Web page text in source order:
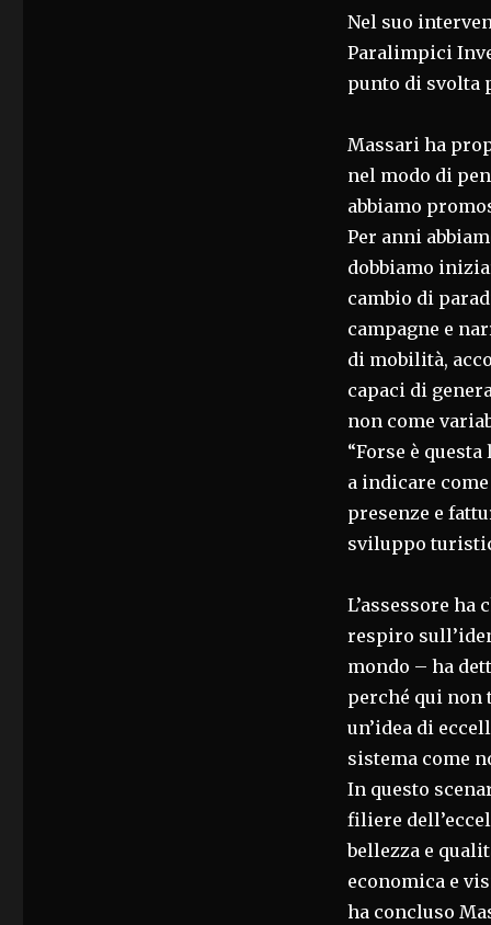
Nel suo
Paralimpici
punto di svolta
Massari ha
nel modo di
abbiamo
Per anni
dobbiamo
cambio di
campagne e
di mobilità,
capaci di
non come
“Forse è
a indicare
presenze e
sviluppo
L’assessore
respiro
mondo – ha
perché qui non
un’idea di
sistema come
In questo
filiere
bellezza e
economica e
ha concluso